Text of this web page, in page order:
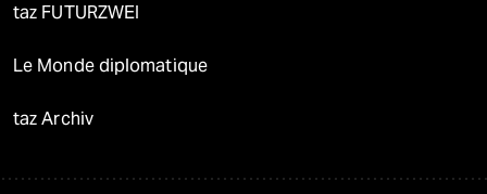
taz FUTURZWEI
Le Monde diplomatique
taz Archiv